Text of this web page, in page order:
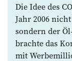
Die Idee des
Jahr 2006
sondern der
brachte das
mit